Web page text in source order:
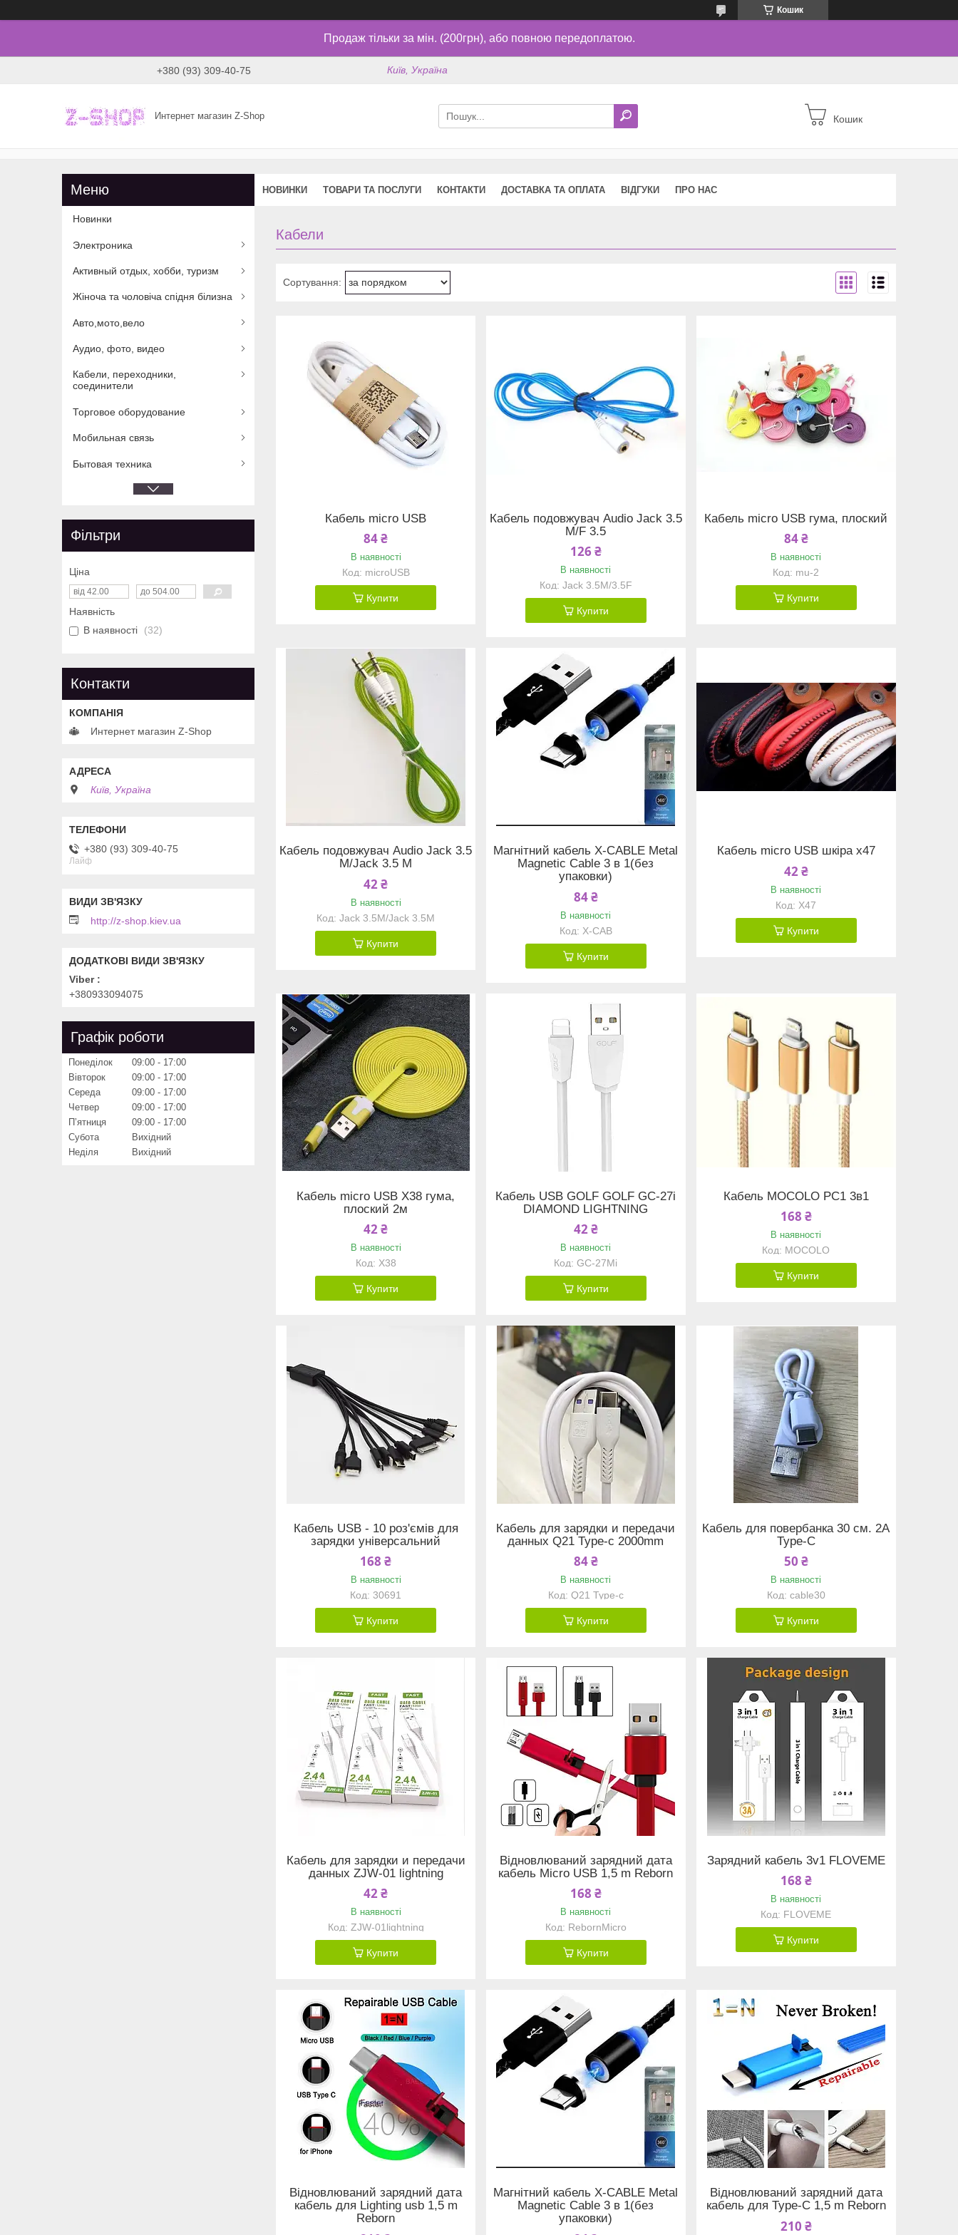
Кошик
Продаж тільки за мін. (200грн), або повною передоплатою.
+380 (93) 309-40-75 Київ, Україна
Интернет магазин Z-Shop Кошик
НОВИНКИ ТОВАРИ ТА ПОСЛУГИ КОНТАКТИ ДОСТАВКА ТА ОПЛАТА ВІДГУКИ ПРО НАС
Кабели
Кабель micro USB
84 ₴
В наявності
microUSB
Купити
Кабель подовжувач Audio Jack 3.5
M/F 3.5
126 ₴
В наявності
Jack 3.5M/3.5F
Купити
Кабель micro USB гума, плоский
84 ₴
В наявності
mu-2
Купити
Кабель подовжувач Audio Jack 3.5
M/Jack 3.5 М
42 ₴
В наявності
Jack 3.5M/Jack 3.5М
Купити
Магнітний кабель X-CABLE Metal
Magnetic Cable 3 в 1(без
упаковки)
84 ₴
В наявності
X-CAB
Купити
Кабель micro USB шкіра x47
42 ₴
В наявності
X47
Купити
Кабель micro USB X38 гума,
плоский 2м
42 ₴
В наявності
X38
Купити
Кабель USB GOLF GOLF GC-27i
DIAMOND LIGHTNING
42 ₴
В наявності
GC-27Mi
Купити
Кабель MOCOLO PC1 3в1
168 ₴
В наявності
MOCOLO
Купити
Кабель USB - 10 роз'ємів для
зарядки універсальний
168 ₴
В наявності
30691
Купити
Кабель для зарядки и передачи
данных Q21 Type-c 2000mm
84 ₴
В наявності
Q21 Type-c
Купити
Кабель для повербанка 30 см. 2A
Type-C
50 ₴
В наявності
cable30
Купити
Кабель для зарядки и передачи
данных ZJW-01 lightning
42 ₴
В наявності
ZJW-01lightning
Купити
Відновлюваний зарядний дата
кабель Micro USB 1,5 m Reborn
168 ₴
В наявності
RebornMicro
Купити
Зарядний кабель 3v1 FLOVEME
168 ₴
В наявності
FLOVEME
Купити
Відновлюваний зарядний дата
кабель для Lighting usb 1,5 m
Reborn
Магнітний кабель X-CABLE Metal
Magnetic Cable 3 в 1(без
упаковки)
Відновлюваний зарядний дата
кабель для Type-C 1,5 m Reborn
210 ₴
Новинки
Электроника
Активный отдых, хобби, туризм
Жіноча та чоловіча спідня білизна
Авто,мото,вело
Аудио, фото, видео
Кабели, переходники,
соединители
Торговое оборудование
Мобильная связь
Бытовая техника
Фільтри
Ціна
Наявність
В наявності
32
Контакти
Интернет магазин Z-Shop
Київ, Україна
+380 (93) 309-40-75
Лайф
http://z-shop.kiev.ua
Viber
+380933094075
Графік роботи
Понеділок 09:00
17:00
Вівторок
09:00
17:00
Середа
09:00
17:00
Четвер
09:00
17:00
Пʼятниця
09:00
17:00
Субота
Вихідний
Неділя
Вихідний